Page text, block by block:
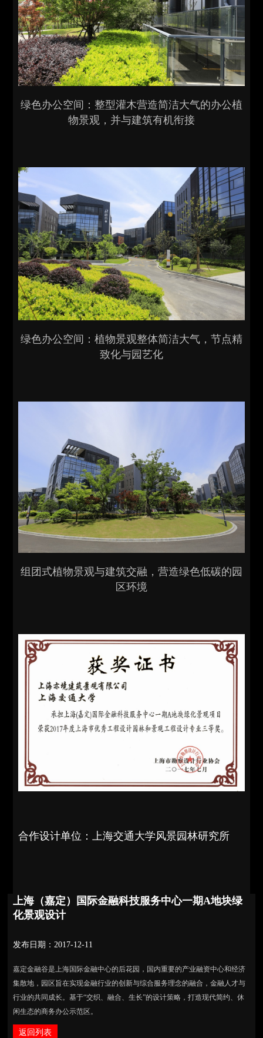
绿色办公空间：整型灌木营造简洁大气的办公植
物景观，并与建筑有机衔接
绿色办公空间：植物景观整体简洁大气，节点精
致化与园艺化
组团式植物景观与建筑交融，营造绿色低碳的园
区环境
合作设计单位：上海交通大学风景园林研究所
上海（嘉定）国际金融科技服务中心一期A地块绿
化景观设计
发布日期：2017-12-11
嘉定金融谷是上海国际金融中心的后花园，国内重要的产业融资中心和经济
集散地，园区旨在实现金融行业的创新与综合服务理念的融合，金融人才与
行业的共同成长。基于“交织、融合、生长”的设计策略，打造现代简约、休
闲生态的商务办公示范区。
返回列表